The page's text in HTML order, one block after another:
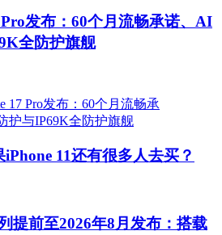
发布：60个月流畅承诺、AI
全防护旗舰
11还有很多人去买？
提前至2026年8月发布：搭载